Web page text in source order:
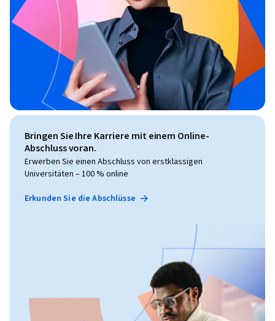
Bringen Sie Ihre Karriere mit einem Online-
Abschluss voran.
Erwerben Sie einen Abschluss von erstklassigen
Universitäten – 100 % online
Erkunden Sie die Abschlüsse